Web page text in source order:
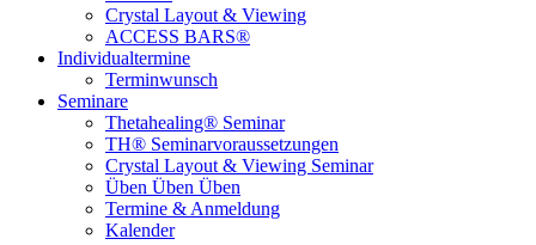
Crystal Layout & Viewing
ACCESS BARS®
Individualtermine
Terminwunsch
Seminare
Thetahealing® Seminar
TH® Seminarvoraussetzungen
Crystal Layout & Viewing Seminar
Üben Üben Üben
Termine & Anmeldung
Kalender